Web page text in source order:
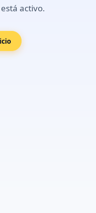
activo.